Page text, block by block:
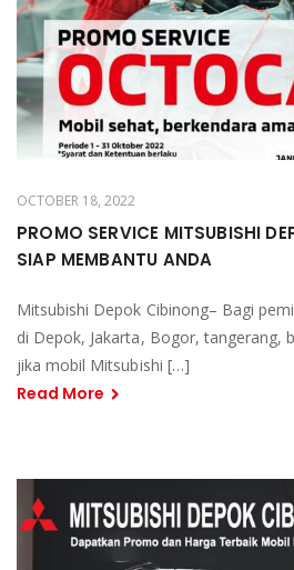
OCTOBER 18, 2022
PROMO SERVICE MITSUBISHI
SIAP MEMBANTU ANDA
Mitsubishi Depok Cibinong– Bagi
di Depok, Jakarta, Bogor, tangerang,
jika mobil Mitsubishi […]
Read More